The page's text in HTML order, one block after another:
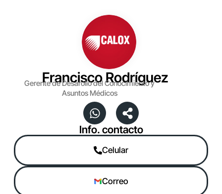
Francisco Rodríguez
Gerente de Desarollo del Conocimiento y
Asuntos Médicos
Info. contacto
Celular
Correo